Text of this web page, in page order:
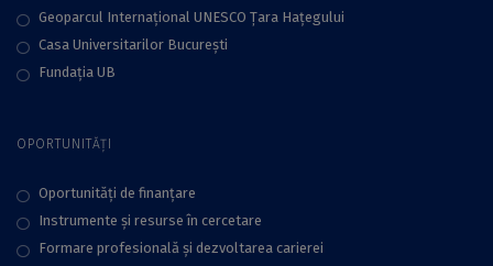
Geoparcul Internațional UNESCO Țara Hațegului
Casa Universitarilor București
Fundaţia UB
OPORTUNITĂȚI
Oportunități de finanțare
Instrumente și resurse în cercetare
Formare profesională și dezvoltarea carierei